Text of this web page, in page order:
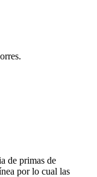
de primas de
por lo cual las